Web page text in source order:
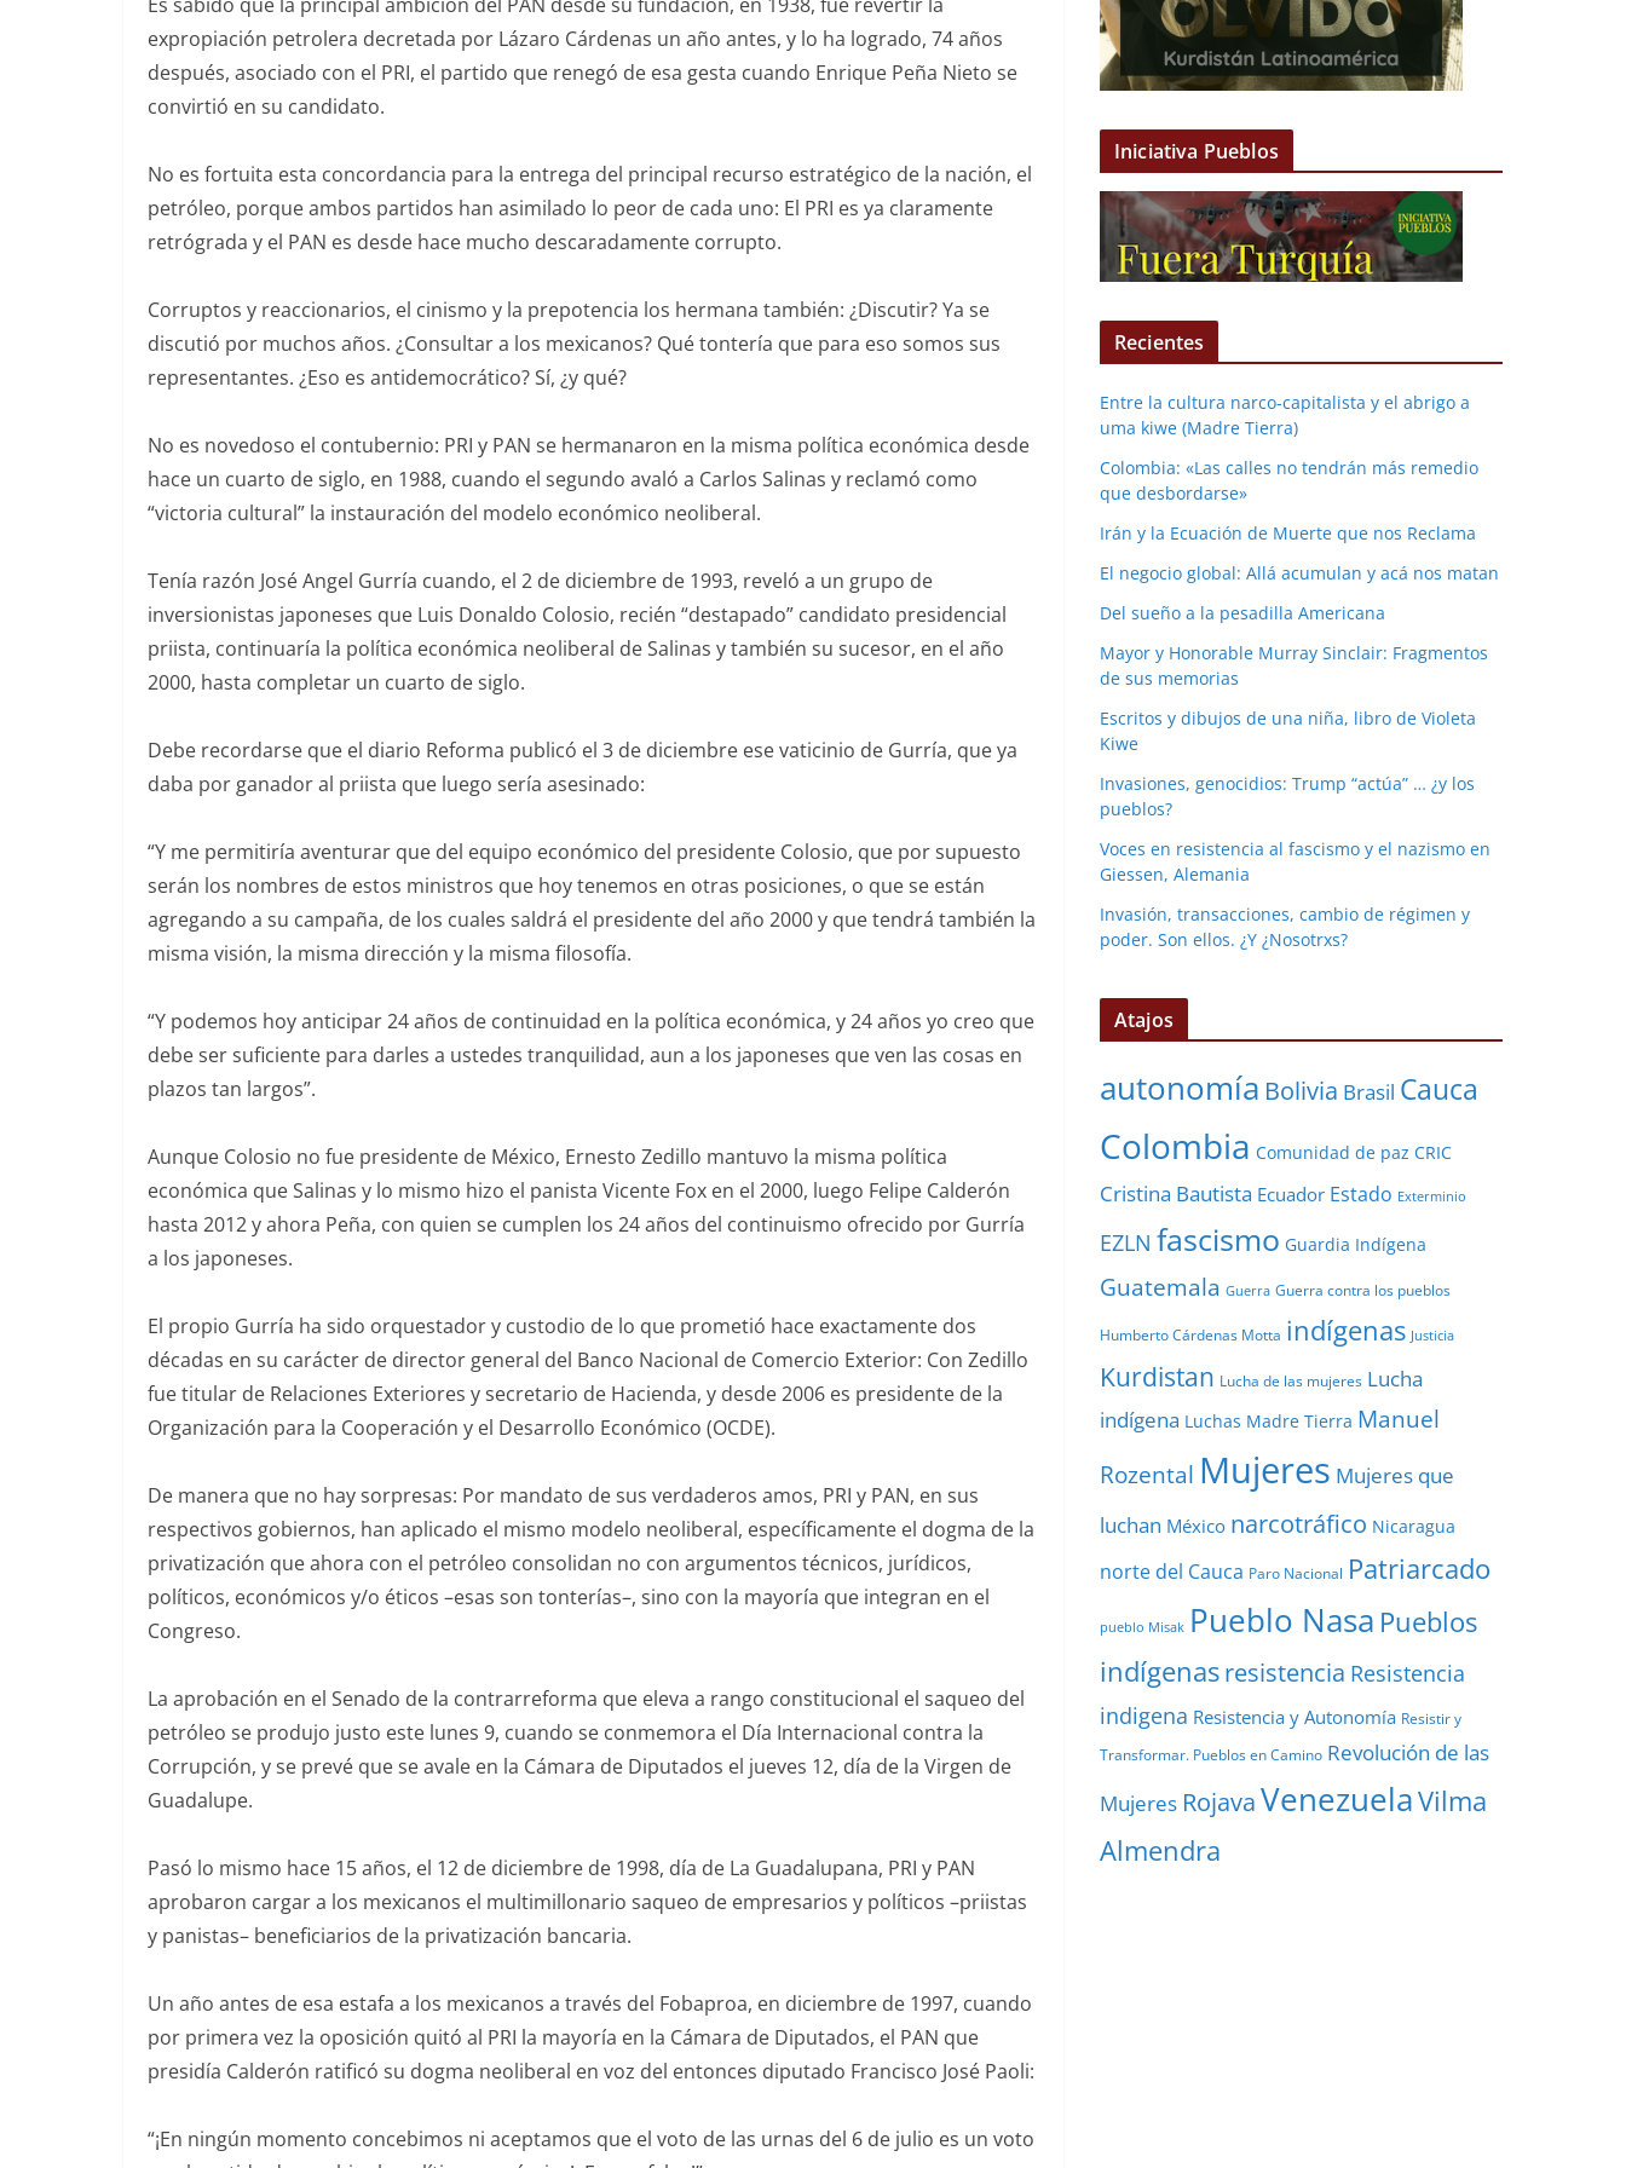
expropiación petrolera decretada por Lázaro Cárdenas un año antes, y lo ha logrado, 74 años
después, asociado con el PRI, el partido que renegó de esa gesta cuando Enrique Peña Nieto se
convirtió en su candidato.
No es fortuita esta concordancia para la entrega del principal recurso estratégico de la nación, el
petróleo, porque ambos partidos han asimilado lo peor de cada uno: El PRI es ya claramente
retrógrada y el PAN es desde hace mucho descaradamente corrupto.
Corruptos y reaccionarios, el cinismo y la prepotencia los hermana también: ¿Discutir? Ya se
discutió por muchos años. ¿Consultar a los mexicanos? Qué tontería que para eso somos sus
representantes. ¿Eso es antidemocrático? Sí, ¿y qué?
No es novedoso el contubernio: PRI y PAN se hermanaron en la misma política económica desde
hace un cuarto de siglo, en 1988, cuando el segundo avaló a Carlos Salinas y reclamó como
“victoria cultural” la instauración del modelo económico neoliberal.
Tenía razón José Angel Gurría cuando, el 2 de diciembre de 1993, reveló a un grupo de
inversionistas japoneses que Luis Donaldo Colosio, recién “destapado” candidato presidencial
priista, continuaría la política económica neoliberal de Salinas y también su sucesor, en el año
2000, hasta completar un cuarto de siglo.
Debe recordarse que el diario Reforma publicó el 3 de diciembre ese vaticinio de Gurría, que ya
daba por ganador al priista que luego sería asesinado:
“Y me permitiría aventurar que del equipo económico del presidente Colosio, que por supuesto
serán los nombres de estos ministros que hoy tenemos en otras posiciones, o que se están
agregando a su campaña, de los cuales saldrá el presidente del año 2000 y que tendrá también la
misma visión, la misma dirección y la misma filosofía.
“Y podemos hoy anticipar 24 años de continuidad en la política económica, y 24 años yo creo que
debe ser suficiente para darles a ustedes tranquilidad, aun a los japoneses que ven las cosas en
plazos tan largos”.
Aunque Colosio no fue presidente de México, Ernesto Zedillo mantuvo la misma política
económica que Salinas y lo mismo hizo el panista Vicente Fox en el 2000, luego Felipe Calderón
hasta 2012 y ahora Peña, con quien se cumplen los 24 años del continuismo ofrecido por Gurría
a los japoneses.
El propio Gurría ha sido orquestador y custodio de lo que prometió hace exactamente dos
décadas en su carácter de director general del Banco Nacional de Comercio Exterior: Con Zedillo
fue titular de Relaciones Exteriores y secretario de Hacienda, y desde 2006 es presidente de la
Organización para la Cooperación y el Desarrollo Económico (OCDE).
De manera que no hay sorpresas: Por mandato de sus verdaderos amos, PRI y PAN, en sus
respectivos gobiernos, han aplicado el mismo modelo neoliberal, específicamente el dogma de la
privatización que ahora con el petróleo consolidan no con argumentos técnicos, jurídicos,
políticos, económicos y/o éticos –esas son tonterías–, sino con la mayoría que integran en el
Congreso.
La aprobación en el Senado de la contrarreforma que eleva a rango constitucional el saqueo del
petróleo se produjo justo este lunes 9, cuando se conmemora el Día Internacional contra la
Corrupción, y se prevé que se avale en la Cámara de Diputados el jueves 12, día de la Virgen de
Guadalupe.
Pasó lo mismo hace 15 años, el 12 de diciembre de 1998, día de La Guadalupana, PRI y PAN
aprobaron cargar a los mexicanos el multimillonario saqueo de empresarios y políticos –priistas
y panistas– beneficiarios de la privatización bancaria.
Un año antes de esa estafa a los mexicanos a través del Fobaproa, en diciembre de 1997, cuando
por primera vez la oposición quitó al PRI la mayoría en la Cámara de Diputados, el PAN que
presidía Calderón ratificó su dogma neoliberal en voz del entonces diputado Francisco José Paoli:
“¡En ningún momento concebimos ni aceptamos que el voto de las urnas del 6 de julio es un voto
Iniciativa Pueblos
Recientes
Entre la cultura narco-capitalista y el abrigo a
uma kiwe (Madre Tierra)
Colombia: «Las calles no tendrán más remedio
que desbordarse»
Irán y la Ecuación de Muerte que nos Reclama
El negocio global: Allá acumulan y acá nos matan
Del sueño a la pesadilla Americana
Mayor y Honorable Murray Sinclair: Fragmentos
de sus memorias
Escritos y dibujos de una niña, libro de Violeta
Kiwe
Invasiones, genocidios: Trump “actúa” … ¿y los
pueblos?
Voces en resistencia al fascismo y el nazismo en
Giessen, Alemania
Invasión, transacciones, cambio de régimen y
poder. Son ellos. ¿Y ¿Nosotrxs?
Atajos
autonomía Bolivia Brasil Cauca
Colombia Comunidad de paz CRIC
Cristina Bautista Ecuador Estado Exterminio
EZLN fascismo Guardia Indígena
Guatemala Guerra Guerra contra los pueblos
Humberto Cárdenas Motta indígenas Justicia
Kurdistan Lucha de las mujeres Lucha
indígena Luchas Madre Tierra Manuel
Rozental Mujeres Mujeres que
luchan México narcotráfico Nicaragua
norte del Cauca Paro Nacional Patriarcado
pueblo Misak Pueblo Nasa Pueblos
indígenasresistencia Resistencia
indigena Resistencia y Autonomía Resistir y
Transformar. Pueblos en Camino Revolución de las
Mujeres RojavaVenezuelaVilma
Almendra